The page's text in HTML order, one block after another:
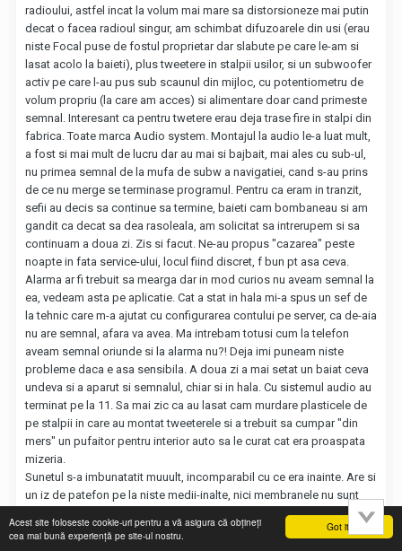
Got it!
Acest site foloseste cookie-uri pentru a vă asigura că obțineți
cea mai bună experiență pe site-ul nostru.
radioului, astfel incat la volum mai mare sa distorsioneze mai putin
decat o facea radioul singur, am schimbat difuzoarele din usi (erau
niste Focal puse de fostul proprietar dar slabute pe care le-am si
lasat acolo la baieti), plus tweetere in stalpii usilor, si un subwoofer
activ pe care l-au pus sub scaunul din mijloc, cu potentiometru de
volum propriu (la care am acces) si alimentare doar cand primeste
semnal. Interesant ca pentru twetere erau deja trase fire in stalpi din
fabrica. Toate marca Audio system. Montajul la audio le-a luat mult,
a fost si mai mult de lucru dar au mai si bajbait, mai ales cu sub-ul,
nu primea semnal de la mufa de subw a navigatiei, cand s-au prins
de ce nu merge se terminase programul. Pentru ca eram in tranzit,
sefii au decis sa continue sa termine, baieti cam bombaneau si am
gandit ca decat sa dea rasoleala, am solicitat sa intrerupem si sa
continuam a doua zi. Zis si facut. Ne-au propus "cazarea" peste
noapte in fata service-ului, locul fiind discret, f bun pt asa ceva.
Alarma ar fi trebuit sa mearga dar in mod curios nu aveam semnal la
ea, vedeam asta pe aplicatie. Cat a stat in hala mi-a spus un sef de
la tehnic care m-a ajutat cu configurarea contului pe server, ca de-aia
nu are semnal, afara va avea. Ma intrebam totusi cum la telefon
aveam semnal oriunde si la alarma nu?! Deja imi puneam niste
probleme daca e asa sensibila. A doua zi a mai setat un baiat ceva
undeva si a aparut si semnalul, chiar si in hala. Cu sistemul audio au
terminat pe la 11. Sa mai zic ca au lasat cam murdare plasticele de
pe stalpii in care au montat tweeterele si a trebuit sa cumpar "din
mers" un pufaitor pentru interior auto sa le curat cat era proaspata
mizeria.
Sunetul s-a imbunatatit muuult, incomparabil cu ce era inainte. Are si
un iz de patefon pe la niste medii-inalte, nici membranele nu sunt
rodate complet. Mai e si motorul, se aude destul de tare, mai ales la
turatie mai mare e deranjant. Probabil o sa mai incerc niste